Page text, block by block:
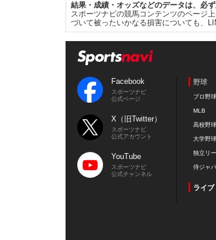
結果・成績・オッズなどのデータは、必ず
スポーツナビの競馬コンテンツのページ
づいて被ったいかなる損害についても、
Facebook
スポーツナビ
公式ページ
X（旧Twitter）
スポーツナビ
公式アカウント
YouTube
スポーツナビ
公式チャンネル
野球
プロ野球
MLB
高校野球
大学野球
独立リ
侍ジャ
ライブ